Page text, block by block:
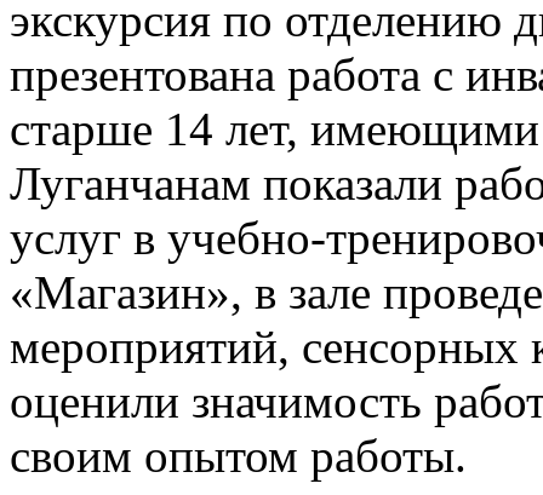
экскурсия по отделению
презентована работа с
старше 14 лет,
Луганчанам показали
услуг в учебно-
«Магазин», в зале
мероприятий, сенсорных
оценили значимость
своим опытом работы.